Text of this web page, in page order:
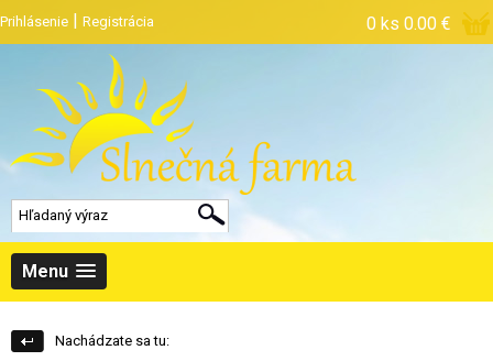
Prihlásenie | Registrácia 0 ks 0.00 €
Menu
Nachádzate sa tu: